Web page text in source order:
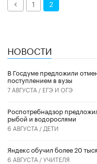
Назад1 2
НОВОСТИ
В Госдуме предложили
поступлением в вузы
7 АВГУСТА / ЕГЭ И ОГЭ
Роспотребнадзор
рыбой и водорослями
6 АВГУСТА / ДЕТИ
​Яндекс обучил более 20
6 АВГУСТА /УЧИТЕЛЯ